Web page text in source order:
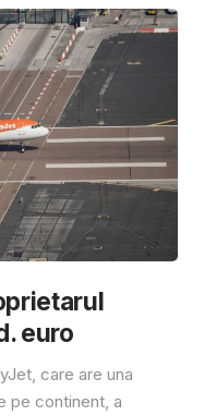
euro
care are una
pe continent, a